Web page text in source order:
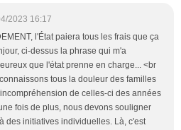
2023 16:17
l'État paiera tous les frais que ça
ci-dessus la phrase qui m'a
que l'état prenne en charge... <br
tous la douleur des familles
de celles-ci des années
fois de plus, nous devons souligner
des initiatives individuelles. Là, c'est